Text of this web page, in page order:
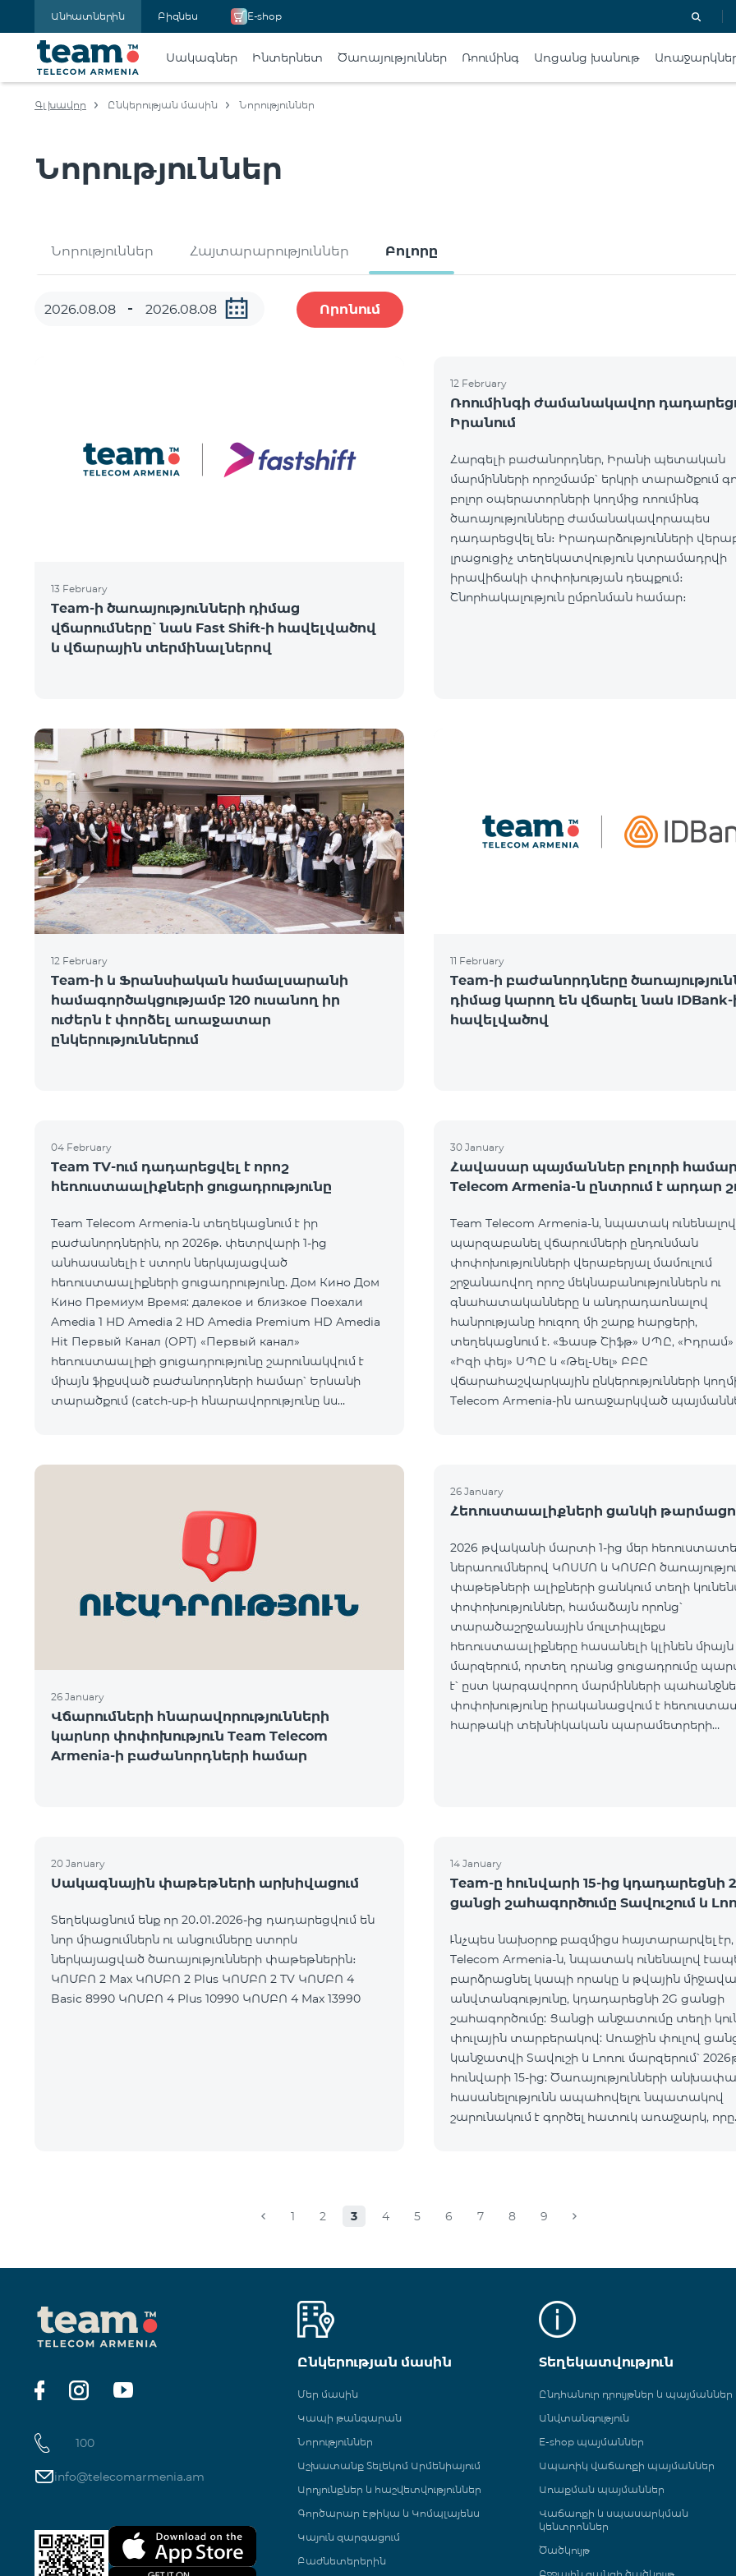
Անհատներին Բիզնես E-shop
Սակագներ Ինտերնետ Ծառայություններ Ռոումինգ Առցանց խանութ
Գլխավոր Ընկերության մասին Նորություններ
Նորություններ
Նորություններ Հայտարարություններ Բոլորը
Որոնում
13 February
Team-ի ծառայությունների դիմաց
վճարումները՝ նաև Fast Shift-ի հավելվածով
և վճարային տերմինալներով
12 February
Ռոումինգի ժամանակավոր
Իրանում
Հարգելի բաժանորդներ, Իրանի պետական
մարմինների որոշմամբ՝ երկրի տարածքում
բոլոր օպերատորների կողմից ռոումինգ
ծառայությունները ժամանակավորապես
դադարեցվել են։ Իրադարձությունների
լրացուցիչ տեղեկատվություն կտրամադրվի
իրավիճակի փոփոխության դեպքում։
Շնորհակալություն ըմբռնման համար։
12 February
Team-ի և Ֆրանսիական համալսարանի
համագործակցությամբ 120 ուսանող իր
ուժերն է փորձել առաջատար
ընկերություններում
11 February
Team-ի բաժանորդները
դիմաց կարող են վճարել նաև IDBank-
հավելվածով
04 February
Team TV-ում դադարեցվել է որոշ
հեռուստաալիքների ցուցադրությունը
Team Telecom Armenia-ն տեղեկացնում է իր
բաժանորդներին, որ 2026թ. փետրվարի 1-ից
անհասանելի է ստորև ներկայացված
հեռուստաալիքների ցուցադրությունը. Дом Кино Дом
Кино Премиум Время: далекое и близкое Поехали
Amedia 1 HD Amedia 2 HD Amedia Premium HD Amedia
Hit Первый Канал (ОРТ) «Первый канал»
հեռուստաալիքի ցուցադրությունը շարունակվում է
միայն ֆիքսված բաժանորդների համար՝ Երևանի
տարածքում (catch-up-ի հնարավորությունը ևս
30 January
Հավասար պայմաններ բոլորի
Telecom Armenia-ն ընտրում է արդար
Team Telecom Armenia-ն, նպատակ ունենալով
պարզաբանել վճարումների ընդունման
փոփոխությունների վերաբերյալ մամուլում
շրջանառվող որոշ մեկնաբանություններն ու
գնահատականները և անդրադառնալով
հանրությանը հուզող մի շարք հարցերի,
տեղեկացնում է. «Ֆասթ Շիֆթ» ՍՊԸ,
«Իզի փեյ» ՍՊԸ և «Թել-Սել» ԲԲԸ
վճարահաշվարկային ընկերությունների
Telecom Armenia-ին առաջարկված
26 January
Վճարումների հնարավորությունների
կարևոր փոփոխություն Team Telecom
Armenia-ի բաժանորդների համար
26 January
Հեռուստաալիքների ցանկի
2026 թվականի մարտի 1-ից մեր
ներառումներով ԿՈՍՄՈ և ԿՈՄԲՈ
փաթեթների ալիքների ցանկում տեղի
փոփոխություններ, համաձայն որոնց՝
տարածաշրջանային մուլտիպլեքս
հեռուստաալիքները հասանելի կլինեն միայն
մարզերում, որտեղ դրանց ցուցադրումը
է՝ ըստ կարգավորող մարմինների
փոփոխությունը իրականացվում է
հարթակի տեխնիկական պարամետրերի
20 January
Սակագնային փաթեթների արխիվացում
Տեղեկացնում ենք որ 20․01․2026-ից դադարեցվում են
նոր միացումներն ու անցումները ստորև
ներկայացված ծառայությունների փաթեթներին։
ԿՈՄԲՈ 2 Max ԿՈՄԲՈ 2 Plus ԿՈՄԲՈ 2 TV ԿՈՄԲՈ 4
Basic 8990 ԿՈՄԲՈ 4 Plus 10990 ԿՈՄԲՈ 4 Max 13990
14 January
Team-ը հունվարի 15-ից կդադարեցնի
ցանցի շահագործումը Տավուշում և
Ւնչպես նախօրոք բազմիցս հայտարարվել էր,
Telecom Armenia-ն, նպատակ ունենալով
բարձրացնել կապի որակը և թվային
անվտանգությունը, կդադարեցնի 2G ցանցի
շահագործումը: Ցանցի անջատումը տեղի
փուլային տարբերակով: Առաջին փուլով
կանջատվի Տավուշի և Լոռու մարզերում՝
հունվարի 15-ից: Ծառայությունների
հասանելությունն ապահովելու նպատակով
շարունակում է գործել հատուկ առաջարկ, որը
1 2 3 4 5 6 7 8 9
100
info@telecomarmenia.am
Ընկերության մասին
Մեր մասին
Կապի թանգարան
Նորություններ
Աշխատանք Տելեկոմ Արմենիայում
Արդյունքներ և հաշվետվություններ
Գործարար Էթիկա և Կոմպլայենս
Կայուն զարգացում
Բաժնետերերին
Տեղեկատվություն
Ընդհանուր դրույթներ և պայմաններ
Անվտանգություն
E-shop պայմաններ
Ապառիկ վաճառքի պայմաններ
Առաքման պայմաններ
Վաճառքի և սպասարկման
կենտրոններ
Ծածկույթ